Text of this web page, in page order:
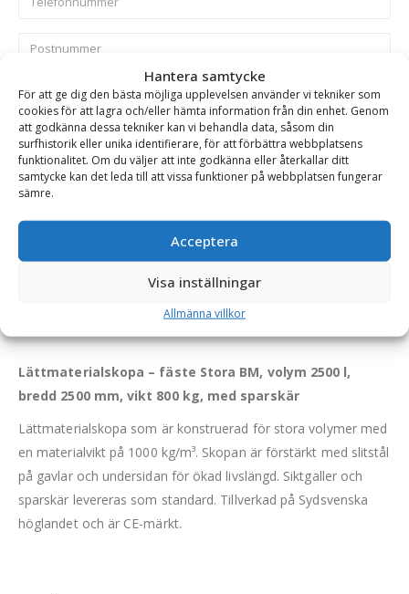
Hantera samtycke
För att ge dig den bästa möjliga upplevelsen använder vi tekniker som
cookies för att lagra och/eller hämta information från din enhet. Genom
att godkänna dessa tekniker kan vi behandla data, såsom din
surfhistorik eller unika identifierare, för att förbättra webbplatsens
funktionalitet. Om du väljer att inte godkänna eller återkallar ditt
samtycke kan det leda till att vissa funktioner på webbplatsen fungerar
sämre.
Acceptera
Visa inställningar
Allmänna villkor
Skicka
Lättmaterialskopor på kampanj
Lättmaterialskopa – fäste Stora BM, volym 2500 l,
bredd 2500 mm, vikt 800 kg, med sparskär
Lättmaterialskopa som är konstruerad för stora volymer med
en materialvikt på 1000 kg/m³. Skopan är förstärkt med slitstål
på gavlar och undersidan för ökad livslängd. Siktgaller och
sparskär levereras som standard. Tillverkad på Sydsvenska
höglandet och är CE-märkt.